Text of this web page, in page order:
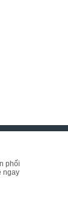
phối
ngay